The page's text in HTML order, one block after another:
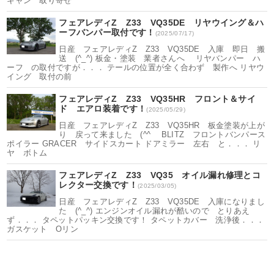
フェアレディZ Z33 VQ35DE リヤウイング＆ハ
ーフバンパー取付です！ (2025/07/17)
日産 フェアレディZ Z33 VQ35DE 入庫 即日 搬
送 (^_^) 板金・塗装 業者さんへ リヤバンパー ハ
ーフ の取付ですが．．． テールの位置が全く合わず 製作へ リヤウ
イング 取付の前
フェアレディZ Z33 VQ35HR フロント＆サイ
ド エアロ装着です！(2025/05/29)
日産 フェアレディZ Z33 VQ35HR 板金塗装が上が
り 戻って来ました (^^ゞ BLITZ フロントバンパース
ポイラー GRACER サイドスカート ドアミラー 左右 と．．． リ
ヤ ボトム
フェアレディZ Z33 VQ35 オイル漏れ修理とコ
レクター交換です！ (2025/03/05)
日産 フェアレディZ Z33 VQ35DE 入庫になりまし
た (^_^) エンジンオイル漏れが酷いので とりあえ
ず．．． タペットパッキン交換です！ タペットカバー 洗浄後．．．
ガスケット Oリン